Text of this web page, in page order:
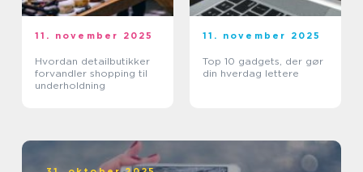
11. november 2025
Hvordan detailbutikker
forvandler shopping til
underholdning
11. november 2025
Top 10 gadgets, der gør
din hverdag lettere